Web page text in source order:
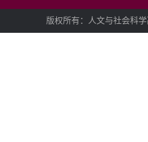
版权所有：人文与社会科